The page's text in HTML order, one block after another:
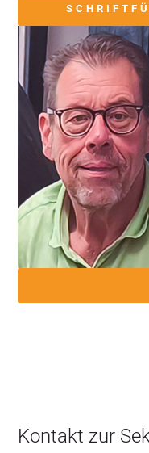
Kontakt zur